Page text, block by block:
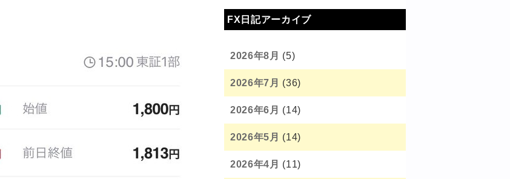
FX日記アーカイブ
2026年8月 (5)
2026年7月 (36)
2026年6月 (14)
2026年5月 (14)
2026年4月 (11)